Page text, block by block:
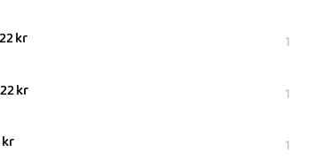
22kr
22kr
kr